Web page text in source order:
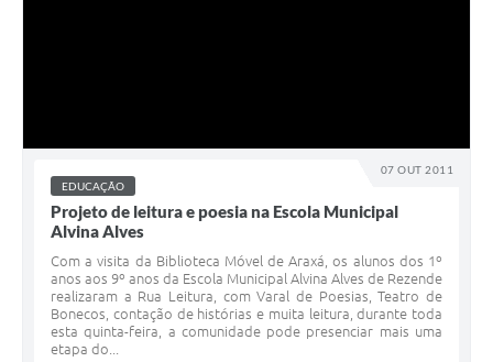
07 OUT 2011
EDUCAÇÃO
Projeto de leitura e poesia na Escola Municipal
Alvina Alves
Com a visita da Biblioteca Móvel de Araxá, os alunos dos 1º
anos aos 9º anos da Escola Municipal Alvina Alves de Rezende
realizaram a Rua Leitura, com Varal de Poesias, Teatro de
Bonecos, contação de histórias e muita leitura, durante toda
esta quinta-feira, a comunidade pode presenciar mais uma
etapa do...